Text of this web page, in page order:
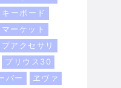
キーボード
ーケット
アクセサリ
プリウス30
バー
ヱヴァ